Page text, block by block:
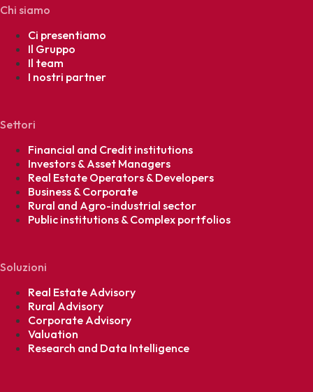
Chi siamo
Ci presentiamo
Il Gruppo
Il team
I nostri partner
Settori
Financial and Credit institutions
Investors & Asset Managers
Real Estate Operators & Developers
Business & Corporate
Rural and Agro-industrial sector
Public institutions & Complex portfolios
Soluzioni
Real Estate Advisory
Rural Advisory
Corporate Advisory
Valuation
Research and Data Intelligence